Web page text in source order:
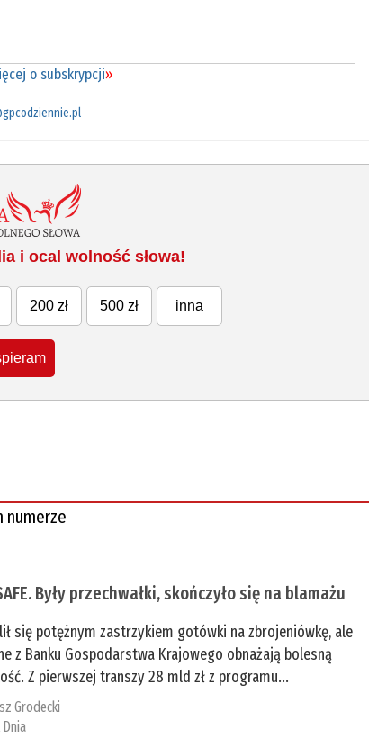
o subskrypcji»
i ocal wolność słowa!
200 zł 500 zł inna
numerze
Były przechwałki, skończyło się na blamażu
się potężnym zastrzykiem gotówki na zbrojeniówkę, ale
z Banku Gospodarstwa Krajowego obnażają bolesną
Z pierwszej transzy 28 mld zł z programu...
Grodecki